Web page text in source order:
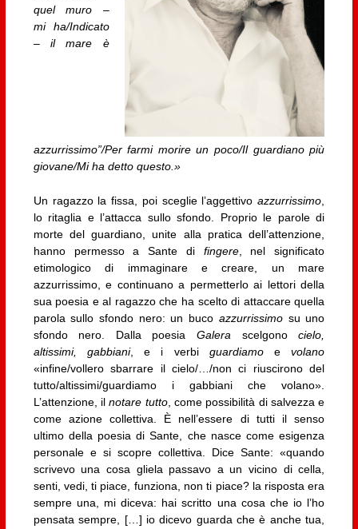
quel muro –
mi ha/Indicato
– il mare è
azzurrissimo”/Per farmi morire un poco/Il guardiano più
giovane/Mi ha detto questo.»
Un ragazzo la fissa, poi sceglie l’aggettivoazzurrissimo,
lo ritaglia e l’attacca sullo sfondo. Proprio le parole di
morte del guardiano, unite alla pratica dell’attenzione,
hanno permesso a Sante di fingere, nel significato
etimologico di immaginare e creare, un mare
azzurrissimo, e continuano a permetterlo ai lettori della
sua poesia e al ragazzo che ha scelto di attaccare quella
parola sullo sfondo nero: un buco azzurrissimosu uno
sfondo nero. Dalla poesiaGalera scelgonocielo,
altissimi, gabbiani, e i verbi guardiamoevolano
«infine/vollero sbarrare il cielo/…/non ci riuscirono del
tutto/altissimi/guardiamo i gabbiani che volano».
L’attenzione, ilnotare tutto, come possibilità di salvezza e
come azione collettiva. È nell’essere di tutti il senso
ultimo della poesia di Sante, che nasce come esigenza
personale e si scopre collettiva. Dice Sante: «quando
scrivevo una cosa gliela passavo a un vicino di cella,
senti, vedi, ti piace, funziona, non ti piace? la risposta era
sempre una, mi diceva: hai scritto una cosa che io l’ho
pensata sempre, […] io dicevo guarda che è anche tua,